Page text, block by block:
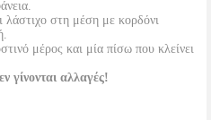
λάστιχο στη μέση με κορδόνι
μέρος και μία πίσω που κλείνει
γίνονται αλλαγές!